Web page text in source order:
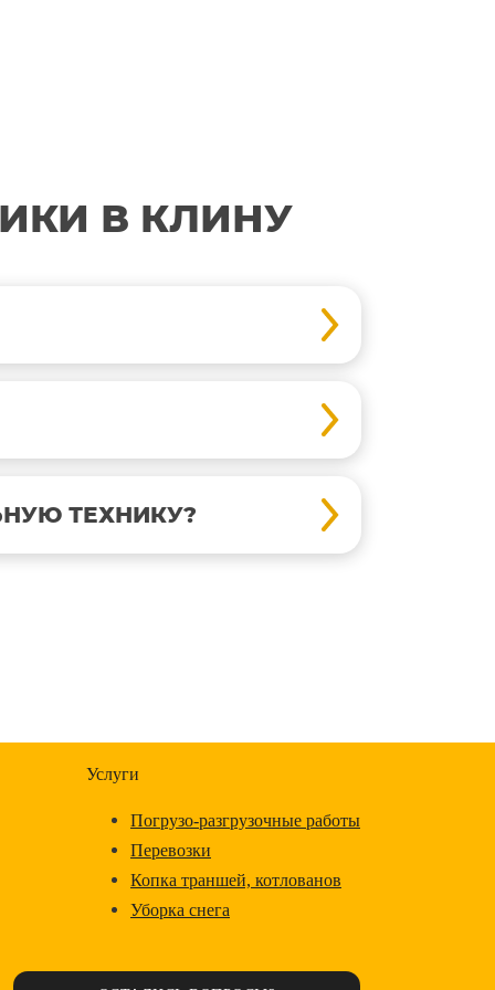
В КЛИНУ
ТЕХНИКУ?
Услуги
Погрузо-разгрузочные работы
Перевозки
Копка траншей, котлованов
Уборка снега